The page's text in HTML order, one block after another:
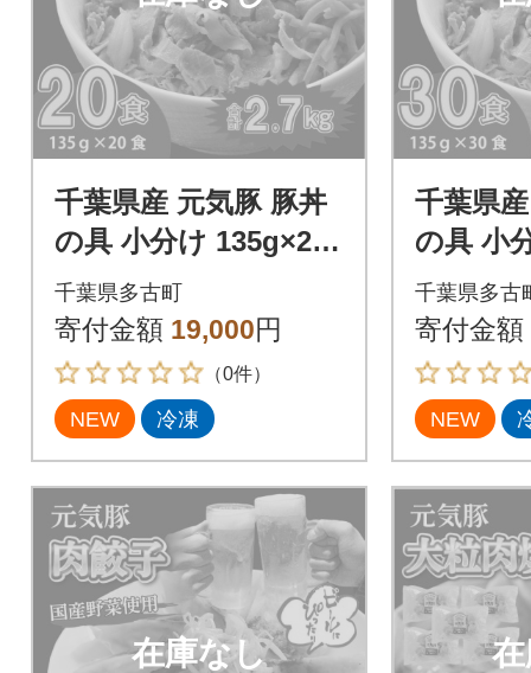
千葉県産 元気豚 豚丼
の具 小分け 135g×20
食
千葉県多古町
寄付金額 19,000円
（0件）
NEW 冷凍
千葉県
の具 小
食
千葉県多古
寄付金額
NEW
在庫なし